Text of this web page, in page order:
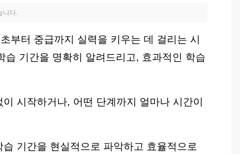
니다.
부터 중급까지 실력을 키우는 데 걸리는 시
기간을 명확히 알려드리고, 효과적인 학습
시작하거나, 어떤 단계까지 얼마나 시간이
기간을 현실적으로 파악하고 효율적으로